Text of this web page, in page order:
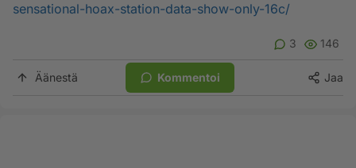
sensational-hoax-station-data-show-only-16c/
3 146
Äänestä Kommentoi Jaa